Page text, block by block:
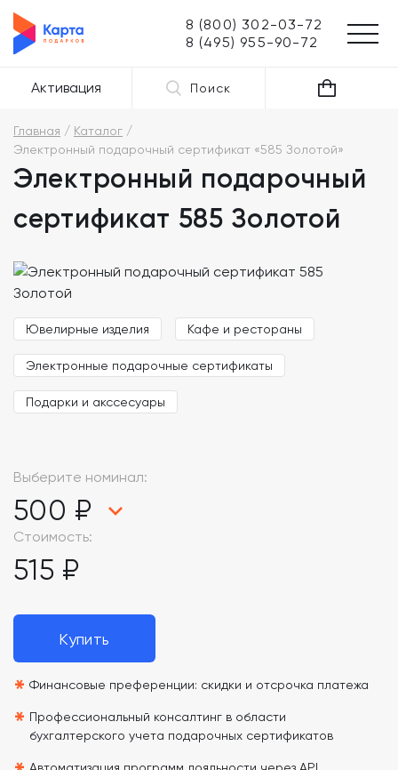
8 (800) 302-03-72
8 (495) 955-90-72
Активация Поиск
Главная
Каталог
Электронный подарочный сертификат «585 Золотой»
Электронный подарочный
сертификат 585 Золотой
Ювелирные изделия Кафе и рестораны
Электронные подарочные сертификаты
Подарки и акссесуары
Выберите номинал:
500 ₽
Стоимость:
515 ₽
Купить
* Финансовые преференции: скидки и отсрочка платежа
* Профессиональный консалтинг в области
бухгалтерского учета подарочных сертификатов